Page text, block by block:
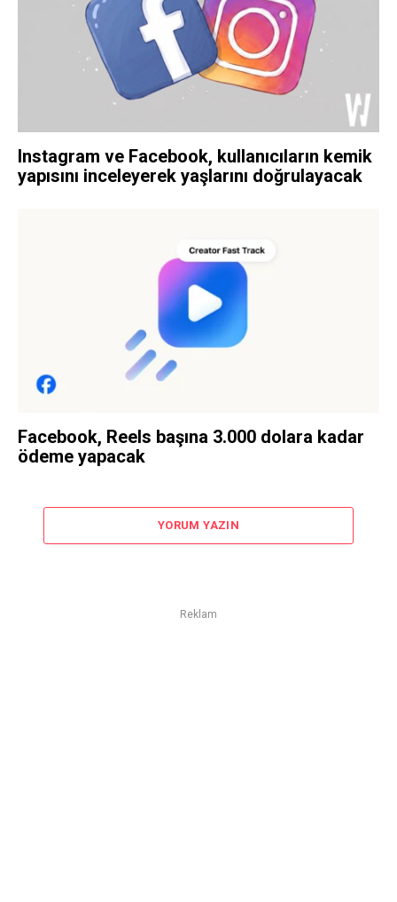
Instagram ve Facebook, kullanıcıların kemik
yapısını inceleyerek yaşlarını doğrulayacak
Facebook, Reels başına 3.000 dolara kadar
ödeme yapacak
YORUM YAZIN
Reklam